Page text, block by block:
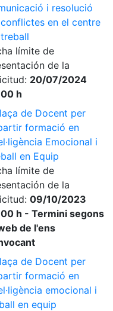
i resolució
en el centre
límite de
de la
20/07/2024
h
de Docent per
formació en
Emocional i
en Equip
límite de
de la
09/10/2023
h - Termini segons
de l'ens
de Docent per
formació en
emocional i
en equip